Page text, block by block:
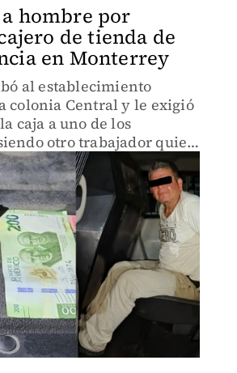
hombre por
de tienda de
en Monterrey
al establecimiento
colonia Central y le exigió
caja a uno de los
otro trabajador quien
autoridades.